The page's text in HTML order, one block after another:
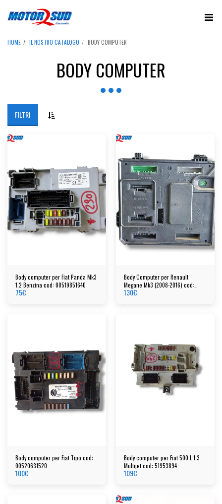
HOME IL NOSTRO CATALOGO BODY COMPUTER
BODY COMPUTER
FILTRI
Body computer per Fiat Panda Mk3
1.2 Benzina cod: 00519851640
75€
Body Computer per Renault
Megane Mk3 (2008-2016) cod:
a2c53284890
130€
Body computer per Fiat Tipo cod:
00520631520
100€
Body computer per Fiat 500 L 1.3
Multijet cod: 51953894
109€